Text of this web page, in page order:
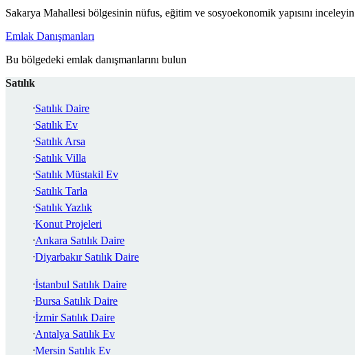
Sakarya Mahallesi bölgesinin nüfus, eğitim ve sosyoekonomik yapısını inceleyin
Emlak Danışmanları
Bu bölgedeki emlak danışmanlarını bulun
Satılık
Satılık Daire
Satılık Ev
Satılık Arsa
Satılık Villa
Satılık Müstakil Ev
Satılık Tarla
Satılık Yazlık
Konut Projeleri
Ankara Satılık Daire
Diyarbakır Satılık Daire
İstanbul Satılık Daire
Bursa Satılık Daire
İzmir Satılık Daire
Antalya Satılık Ev
Mersin Satılık Ev